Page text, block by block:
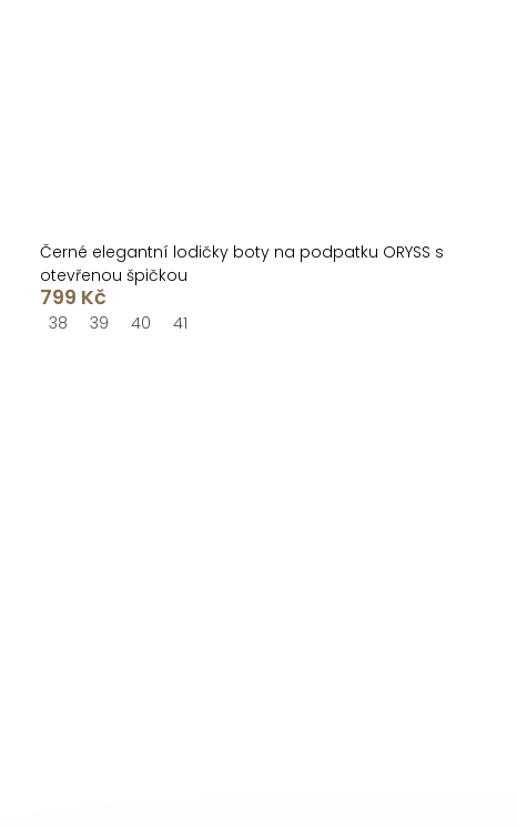
Černé elegantní lodičky boty na podpatku ORYSS s
otevřenou špičkou
799 Kč
38 39 40 41